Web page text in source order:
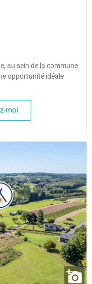
au sein de la commune
opportunité idéale
moi